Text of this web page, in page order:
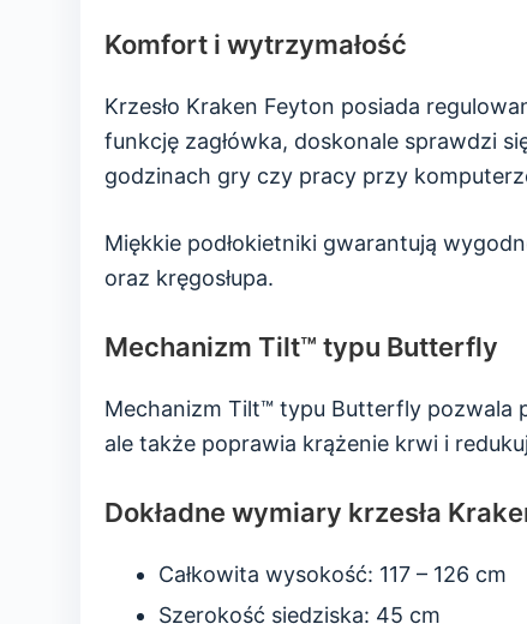
Komfort i wytrzymałość
Krzesło Kraken Feyton posiada
funkcję zagłówka, doskonale sprawdzi
godzinach gry czy pracy przy
Miękkie podłokietniki gwarantują
oraz kręgosłupa.
Mechanizm Tilt™ typu Butterfly
Mechanizm Tilt™ typu Butterfly pozwala
ale także poprawia krążenie krwi i
Dokładne wymiary krzesła
Całkowita wysokość: 117 – 126 cm
Szerokość siedziska: 45 cm